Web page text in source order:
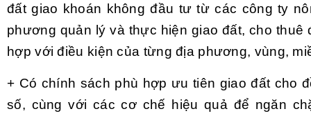
đất giao khoán không đầu tư từ các công ty
phương quản lý và thực hiện giao đất, cho thuê
hợp với điều kiện của từng địa phương, vùng,
+ Có chính sách phù hợp ưu tiên giao đất cho
số, cùng với các cơ chế hiệu quả để ngăn